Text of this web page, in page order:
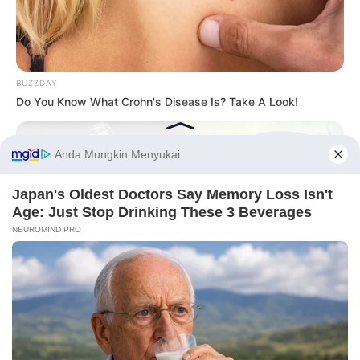
Laras Kinanda Nyimas Ratu Rafa
Shenina Cinnamon
Beby Tsabina Salshabilla Adriani
BUZZDAY
Do You Know What Crohn's Disease Is? Take A Look!
BUZZDAY
The Real-Life Mowgli Story Didn't End Like The Movie
Before You Go